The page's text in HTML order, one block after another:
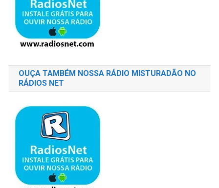
OUÇA TAMBÉM NOSSA RÁDIO MISTURADÃO NO
RÁDIOS NET